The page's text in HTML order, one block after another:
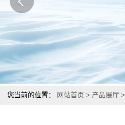
您当前的位置： 网站首页 > 产品展厅 >